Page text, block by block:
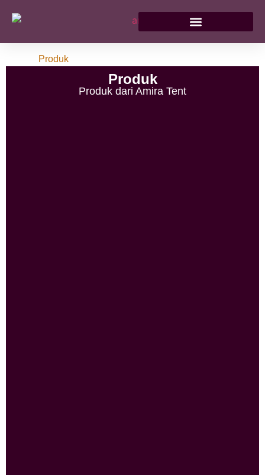
Produk
Produk
Produk dari Amira Tent